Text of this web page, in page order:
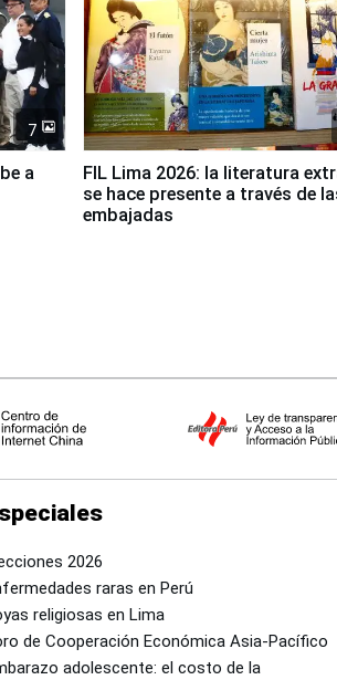
7
a
FIL Lima 2026: la literatura
se hace presente a través de
embajadas
2026
raras en Perú
religiosas en Lima
de Cooperación Económica Asia-Pacífico
adolescente: el costo de la